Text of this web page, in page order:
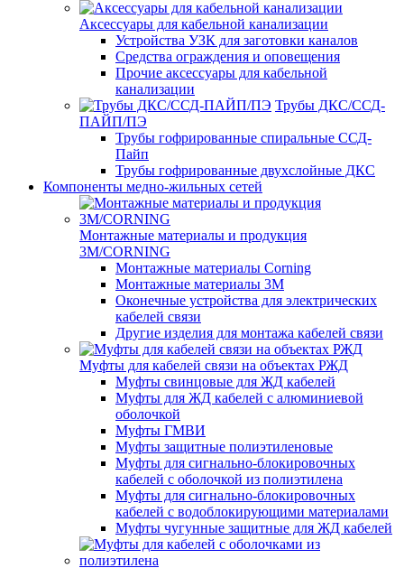
Аксессуары для кабельной канализации
Устройства УЗК для заготовки каналов
Средства ограждения и оповещения
Прочие аксессуары для кабельной
канализации
Трубы ДКС/ССД-
ПАЙП/ПЭ
Трубы гофрированные спиральные ССД-
Пайп
Трубы гофрированные двухслойные ДКС
Компоненты медно-жильных сетей
Монтажные материалы и продукция
3M/CORNING
Монтажные материалы Corning
Монтажные материалы 3M
Оконечные устройства для электрических
кабелей связи
Другие изделия для монтажа кабелей связи
Муфты для кабелей связи на объектах РЖД
Муфты свинцовые для ЖД кабелей
Муфты для ЖД кабелей с алюминиевой
оболочкой
Муфты ГМВИ
Муфты защитные полиэтиленовые
Муфты для сигнально-блокировочных
кабелей с оболочкой из полиэтилена
Муфты для сигнально-блокировочных
кабелей с водоблокирующими материалами
Муфты чугунные защитные для ЖД кабелей